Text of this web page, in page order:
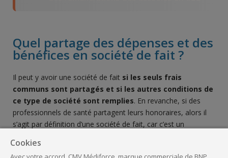
Quel partage des dépenses et des
bénéfices en société de fait ?
Il peut y avoir une société de fait si les seuls frais
communs sont partagés et si les autres conditions de
ce type de société sont remplies. En revanche, si des
professionnels de santé partagent leurs honoraires, alors il
s’agit par définition d’une société de fait, car c’est un
Cookies